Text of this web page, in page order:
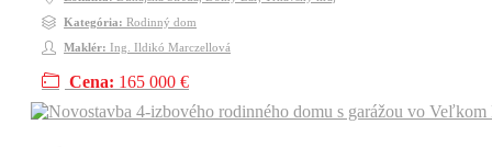
Kategória: Rodinný dom
Maklér: Ing. Ildikó Marczellová
Cena: 165 000 €